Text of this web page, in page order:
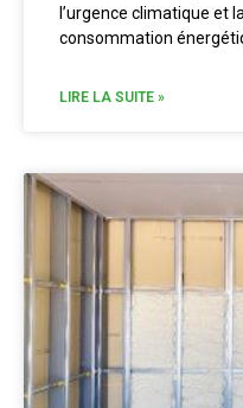
l’urgence climatique et
consommation
LIRE LA SUITE »